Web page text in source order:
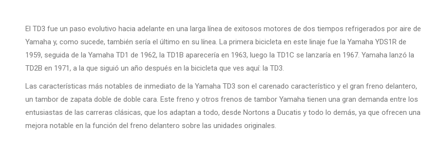
El TD3 fue un paso evolutivo hacia adelante en una larga línea de exitosos motores de dos tiempos refrigerados por aire de
Yamaha y, como sucede, también sería el último en su línea. La primera bicicleta en este linaje fue la Yamaha YDS1R de
1959, seguida de la Yamaha TD1 de 1962, la TD1B aparecería en 1963, luego la TD1C se lanzaría en 1967. Yamaha lanzó la
TD2B en 1971, a la que siguió un año después en la bicicleta que ves aquí: la TD3.
Las características más notables de inmediato de la Yamaha TD3 son el carenado característico y el gran freno delantero,
un tambor de zapata doble de doble cara. Este freno y otros frenos de tambor Yamaha tienen una gran demanda entre los
entusiastas de las carreras clásicas, que los adaptan a todo, desde Nortons a Ducatis y todo lo demás, ya que ofrecen una
mejora notable en la función del freno delantero sobre las unidades originales.